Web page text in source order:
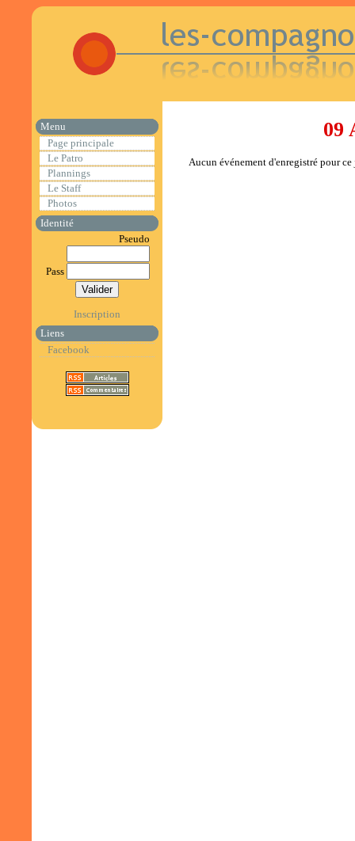
Menu
Page principale
Le Patro
Plannings
Le Staff
Photos
Identité
Pseudo
Pass
Inscription
Liens
Facebook
09
Aucun événement d'enregistré pour